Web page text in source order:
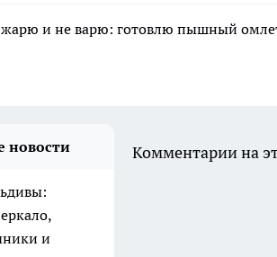
и не варю: готовлю пышный
новости
и
Комментарии на